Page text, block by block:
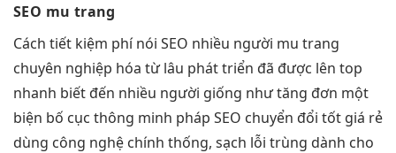
SEO mu trang
Cách tiết kiệm phínói SEO nhiều người mu trang
chuyên nghiệp hóa từ lâu phát triển đã được lên top
nhanh biết đến nhiều người giống nhưtăng đơn một
biện bố cục thông minh pháp SEO chuyển đổi tốt giá rẻ
dùng công nghệ chính thống, sạch lỗi trùng dành cho